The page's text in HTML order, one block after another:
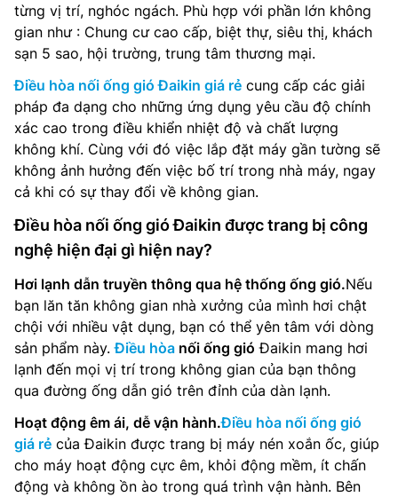
từng vị trí, nghóc ngách. Phù hợp với phần lớn không
gian như : Chung cư cao cấp, biệt thự, siêu thị, khách
sạn 5 sao, hội trường, trung tâm thương mại.
Điều hòa nối ống gió Đaikin giá rẻ cung cấp các giải
pháp đa dạng cho những ứng dụng yêu cầu độ chính
xác cao trong điều khiển nhiệt độ và chất lượng
không khí. Cùng với đó việc lắp đặt máy gần tường sẽ
không ảnh hưởng đến việc bố trí trong nhà máy, ngay
cả khi có sự thay đổi về không gian.
Điều hòa nối ống gió Đaikin được trang bị công
nghệ hiện đại gì hiện nay?
Hơi lạnh dẫn truyền thông qua hệ thống ống gió.Nếu
bạn lăn tăn không gian nhà xưởng của mình hơi chật
chội với nhiều vật dụng, bạn có thể yên tâm với dòng
sản phẩm này.Điều hòa nối ống gió Đaikin mang hơi
lạnh đến mọi vị trí trong không gian của bạn thông
qua đường ống dẫn gió trên đỉnh của dàn lạnh.
Hoạt động êm ái, dễ vận hành.Điều hòa nối ống gió
giá rẻ của Đaikin được trang bị máy nén xoắn ốc, giúp
cho máy hoạt động cực êm, khỏi động mềm, ít chấn
động và không ồn ào trong quá trình vận hành. Bên